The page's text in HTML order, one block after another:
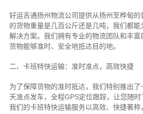
好运吉通扬州物流公司提供从扬州至桦甸
的货物重量是几百公斤还是几吨，我们都
解决方案。我们拥有专业的物流团队和丰
货物能够准时、安全地抵达目的地。
二、卡班特快运输：准时准点，高效快捷
为了保障货物的准时抵达，我们特别推出
天准点发车，全程GPS定位跟踪，让您随时
我们的卡班特快运输服务以高效、快捷著